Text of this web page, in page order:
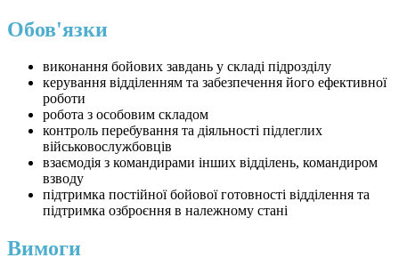
Обов'язки
виконання бойових завдань у складі підрозділу
керування відділенням та забезпечення його ефективної
роботи
робота з особовим складом
контроль перебування та діяльності підлеглих
військовослужбовців
взаємодія з командирами інших відділень, командиром
взводу
підтримка постійної бойової готовності відділення та
підтримка озброєння в належному стані
Вимоги